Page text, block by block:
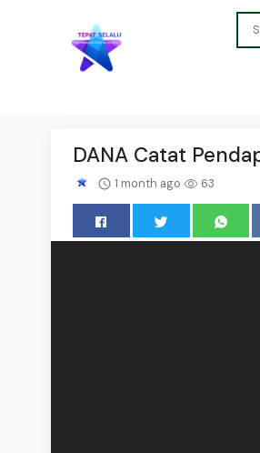
DANA Catat
1 month ago 63